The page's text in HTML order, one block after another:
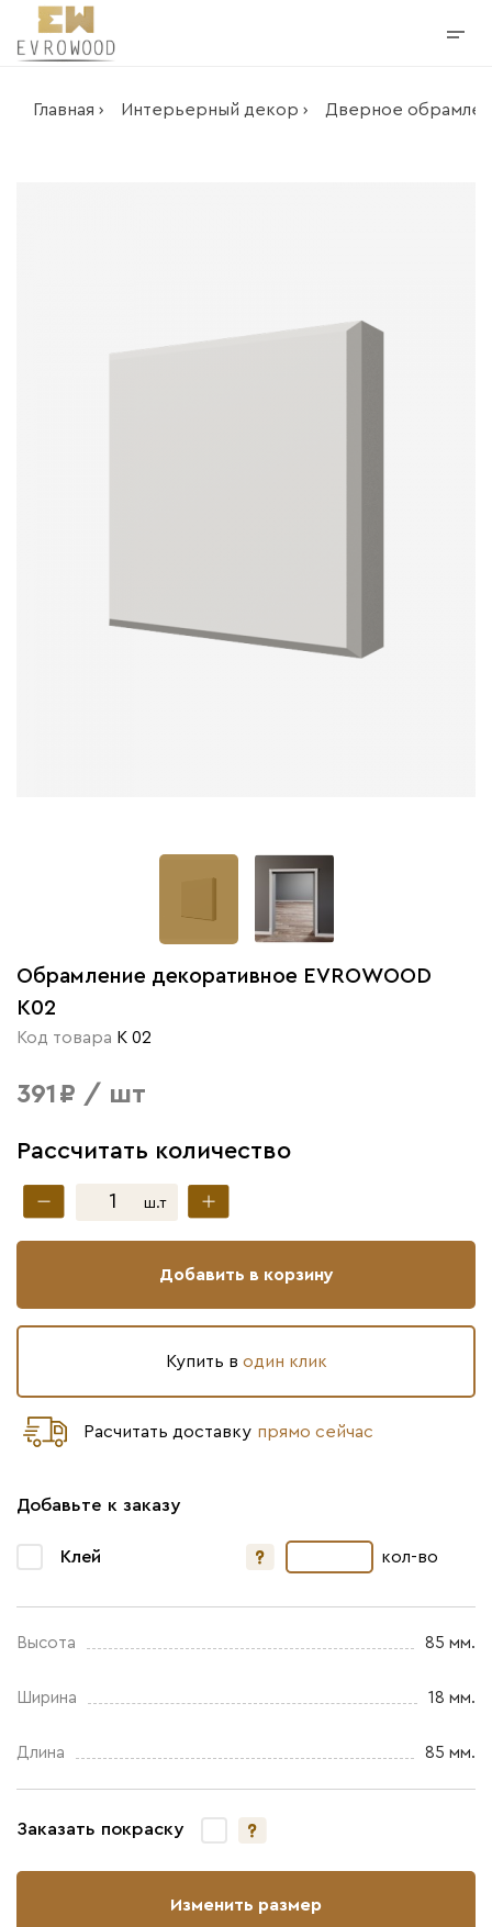
Главная › Интерьерный декор › Дверное
Высота 85 мм.
Ширина 18 мм.
Длина 85 мм.
Заказать покраску
Изменить размер
Обрамление декоративное EVROWOOD
K02
Код товара К 02
391 ₽ / шт
Рассчитать количество
ш.т
Добавить в корзину
Купить в один клик
Расчитать доставку прямо сейчас
Добавьте к заказу
Клей кол-во